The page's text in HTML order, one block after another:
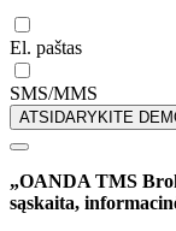
El. paštas
SMS/MMS
ATSIDARYKITE
„OANDA TMS
sąskaita,